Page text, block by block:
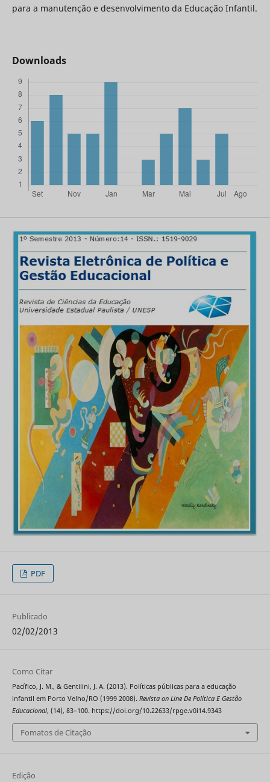
para a manutenção e desenvolvimento da Educação Infantil.
Downloads
PDF
Publicado
02/02/2013
Como Citar
Pacífico, J. M., & Gentilini, J. A. (2013). Políticas públicas para a educação
infantil em Porto Velho/RO (1999 2008). Revista on Line De Política E Gestão
Educacional, (14), 83–100. https://doi.org/10.22633/rpge.v0i14.9343
Fomatos de Citação
Edição